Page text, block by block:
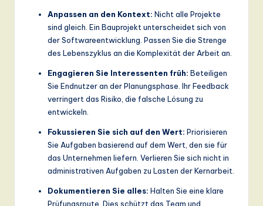
Anpassen an den Kontext: Nicht alle Projekte
sind gleich. Ein Bauprojekt unterscheidet sich von
der Softwareentwicklung. Passen Sie die Strenge
des Lebenszyklus an die Komplexität der Arbeit an.
Engagieren Sie Interessenten früh: Beteiligen
Sie Endnutzer an der Planungsphase. Ihr Feedback
verringert das Risiko, die falsche Lösung zu
entwickeln.
Fokussieren Sie sich auf den Wert: Priorisieren
Sie Aufgaben basierend auf dem Wert, den sie für
das Unternehmen liefern. Verlieren Sie sich nicht in
administrativen Aufgaben zu Lasten der Kernarbeit.
Dokumentieren Sie alles: Halten Sie eine klare
Prüfungsroute. Dies schützt das Team und